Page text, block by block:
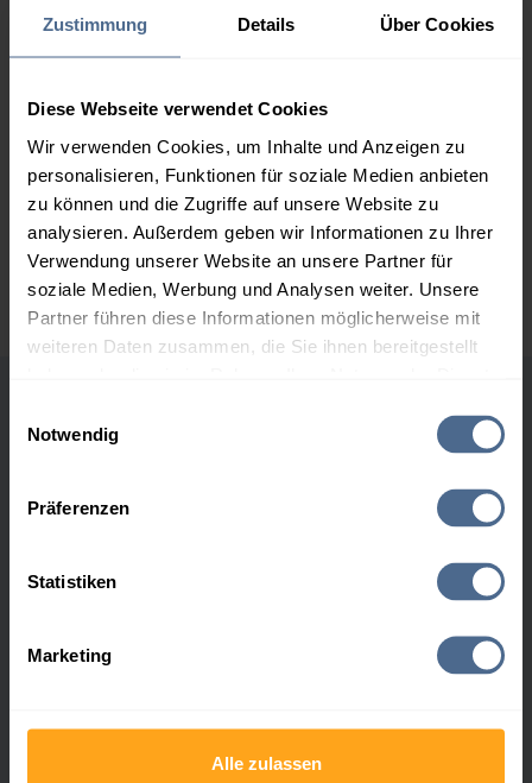
Zustimmung Details Über Cookies
Diese Webseite verwendet Cookies
Wir verwenden Cookies, um Inhalte und Anzeigen zu
personalisieren, Funktionen für soziale Medien anbieten
zu können und die Zugriffe auf unsere Website zu
analysieren. Außerdem geben wir Informationen zu Ihrer
Verwendung unserer Website an unsere Partner für
soziale Medien, Werbung und Analysen weiter. Unsere
Partner führen diese Informationen möglicherweise mit
weiteren Daten zusammen, die Sie ihnen bereitgestellt
Notwendig
Präferenzen
Statistiken
Marketing
Alle zulassen
2.000 Liter 0,00 €
3.000 Liter
158,21 €
158,21 €
5.000 Liter
156,70 €
156,70 €
0,00 €
Preise für Heizöl in Standardqualität nach Ö-Norm C 1109 in € / 100
Liter inkl. MwSt. und Lieferung bei einer Lieferstelle.
Höchst- und Tiefststände der
Heizölpreise in Niederwölz
30.07.2026
3 Monate 169,23 € 30.07.2026